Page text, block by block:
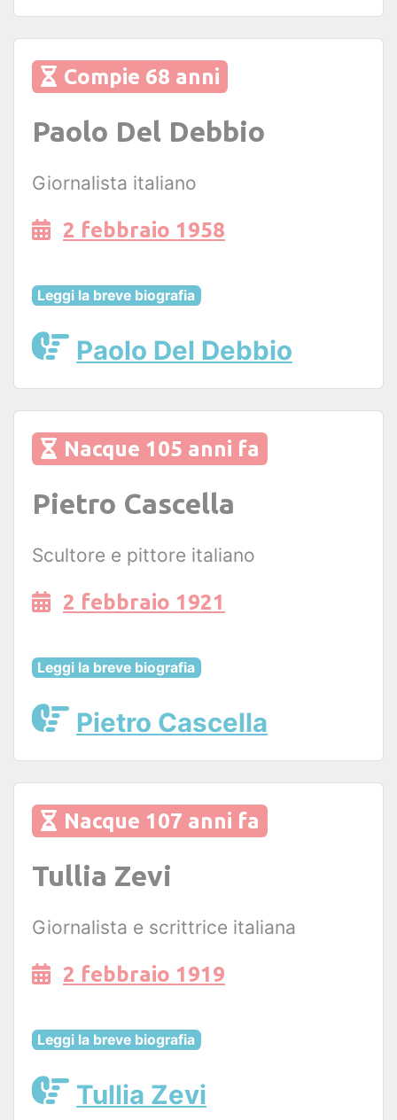
Compie 68 anni
Paolo Del Debbio
Giornalista italiano
2 febbraio 1958
Leggi la breve biografia
Paolo Del Debbio
Nacque 105 anni fa
Pietro Cascella
Scultore e pittore italiano
2 febbraio 1921
Leggi la breve biografia
Pietro Cascella
Nacque 107 anni fa
Tullia Zevi
Giornalista e scrittrice italiana
2 febbraio 1919
Leggi la breve biografia
Tullia Zevi